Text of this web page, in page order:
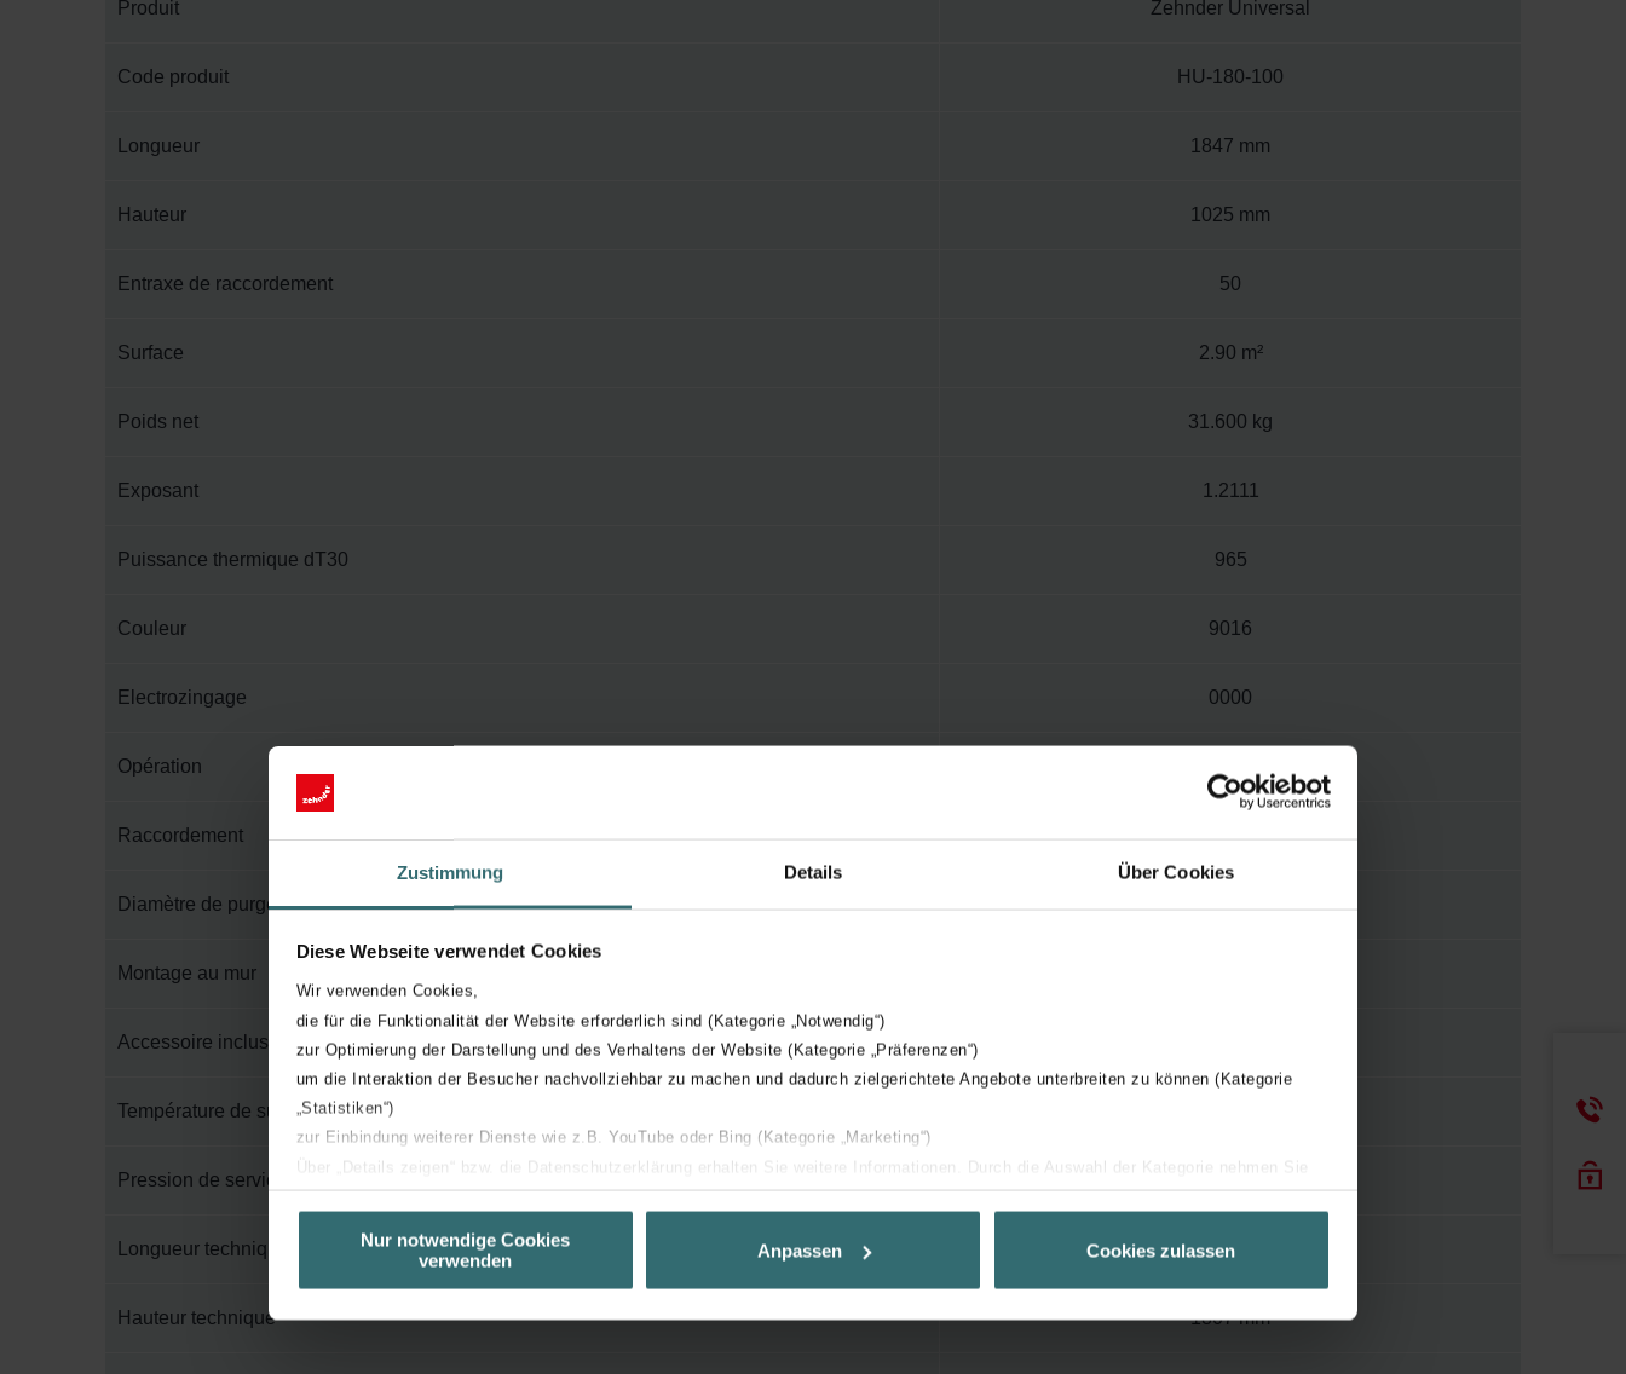
Zustimmung Details Über Cookies
Diese Webseite verwendet Cookies
Wir verwenden Cookies,
die für die Funktionalität der Website erforderlich sind (Kategorie „Notwendig“)
zur Optimierung der Darstellung und des Verhaltens der Website (Kategorie „Präferenzen“)
um die Interaktion der Besucher nachvollziehbar zu machen und dadurch zielgerichtete Angebote unterbreiten zu können (Kategorie
„Statistiken“)
zur Einbindung weiterer Dienste wie z.B. YouTube oder Bing (Kategorie „Marketing“)
Über „Details zeigen“ bzw. die Datenschutzerklärung erhalten Sie weitere Informationen. Durch die Auswahl der Kategorie nehmen Sie
unserer Website verwenden, um Ihnen die bestmögliche Nutzererfahrung zu ermöglichen und Ihnen maßgeschneiderte Informationen
basierend auf Ihren Interessen zur Verfügung zu stellen. Alle Einwilligungen können Sie selbstverständlich über einen Link in der
Datenschutzerklärung widerrufen.
Nur notwendige Cookies
verwenden
Anpassen Cookies zulassen
Produit Zehnder Universal
Code produit HU-180-100
Longueur 1847 mm
Hauteur 1025 mm
Entraxe de raccordement 50
Surface 2.90 m²
Poids net 31.600 kg
Exposant 1.2111
Puissance thermique dT30 965
Couleur 9016
Electrozingage 0000
Opération
Raccordement S009
Diamètre de purge 1/4"
Montage au mur
Accessoire inclus dans l'emballage
Température de surface maximum
Pression de service maximum
Longueur technique 1000 mm
Hauteur technique 1807 mm